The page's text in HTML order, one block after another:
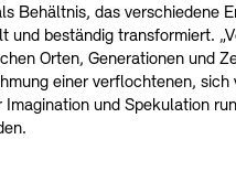
Behältnis, das verschiedene
und beständig transformiert.
Orten, Generationen und
einer verflochtenen, sich
und Spekulation